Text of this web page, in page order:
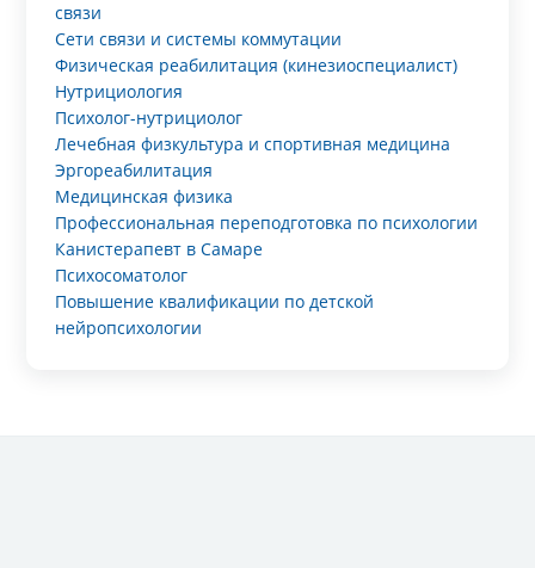
связи
Сети связи и системы коммутации
Физическая реабилитация (кинезиоспециалист)
Нутрициология
Психолог-нутрициолог
Лечебная физкультура и спортивная медицина
Эргореабилитация
Медицинская физика
Профессиональная переподготовка по психологии
Канистерапевт в Самаре
Психосоматолог
Повышение квалификации по детской
нейропсихологии